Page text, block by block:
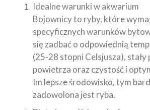
Idealne warunki w akwarium
Bojownicy to ryby, które
specyficznych warunków
się zadbać o odpowiednią
(25-28 stopni Celsjusza), stały
powietrza oraz czystość i
Im lepsze środowisko, tym
zadowolona jest ryba.